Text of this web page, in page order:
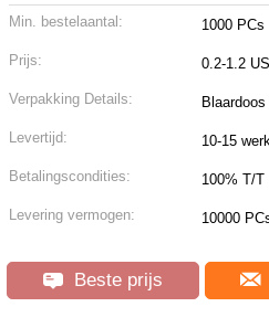
Min. bestelaantal: 1000 PCs
Prijs: 0.2-1.2
Verpakking Details:
Levertijd: 10-15
Betalingscondities: 100% T/T
Levering vermogen: 10000
Beste prijs